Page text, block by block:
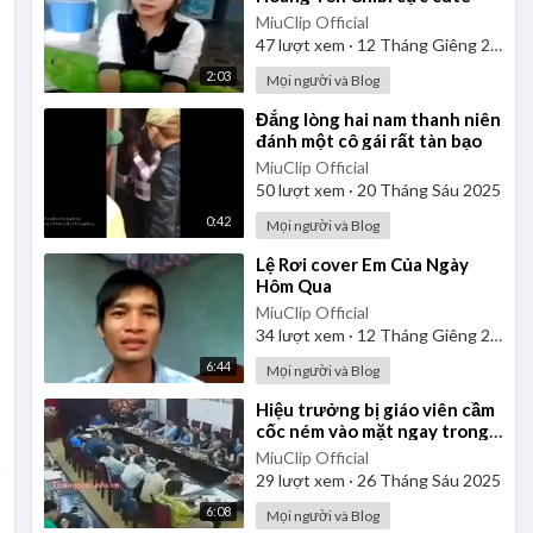
2:03
MiuClip Official
47lượt xem · 12 Tháng Giêng 2025
Mọi người và Blog
0:42
⁣Đắng lòng hai nam thanh niên
đánh một cô gái rất tàn bạo
MiuClip Official
50lượt xem · 20 Tháng Sáu 2025
Mọi người và Blog
6:44
⁣Lệ Rơi cover Em Của Ngày
Hôm Qua
MiuClip Official
34lượt xem · 12 Tháng Giêng 2025
Mọi người và Blog
6:08
⁣Hiệu trưởng bị giáo viên cầm
cốc ném vào mặt ngay trong
cuộc họp
MiuClip Official
29 lượt xem · 26 Tháng Sáu 2025
Mọi người và Blog